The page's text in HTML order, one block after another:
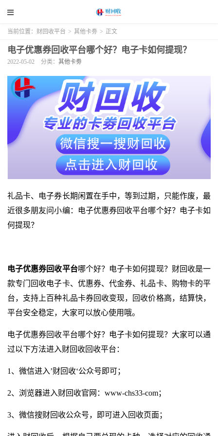
当前位置： 财回收平台 > 其他卡劵 > 正文
电子优惠券回收平台哪个好？电子卡如何提现？
2022-05-02 分类： 其他卡劵
礼品卡、电子券长期闲置在手中，等到过期，只能作废，最
近很多朋友问小编：电子优惠券回收平台哪个好？电子卡如
何提现？
电子优惠券回收平台哪个好？电子卡如何提现？财回收是一
款专门回收电子卡、优惠券、代金券、礼品卡、购物卡的平
台，支持上百种礼品卡券回收变现，回收价格高，结算快，
平台安全稳定，大家可以放心使用哦。
电子优惠券回收平台哪个好？电子卡如何提现？大家可以通
过以下方法进入财回收回收平台：
1、微信进入’财回收‘公众号即可；
2、浏览器进入财回收官网： www-chs33-com；
3、微信搜财回收公众号，即可进入回收页面；